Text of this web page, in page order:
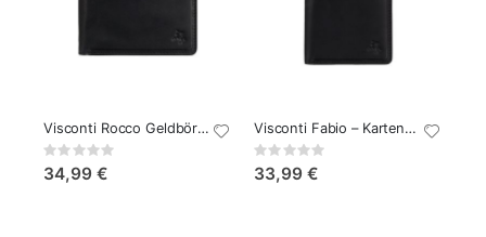
Visconti Rocco Geldbörse Schwarz
Rating:
34,99 €
Visconti Fabio – Karten-Geldbörse
Rating:
33,99 €